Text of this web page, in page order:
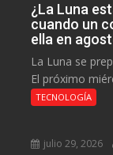
¿La Luna
cuando un
ella en
La Luna se
El próximo
TECNOLOGÍA
julio 29, 2026